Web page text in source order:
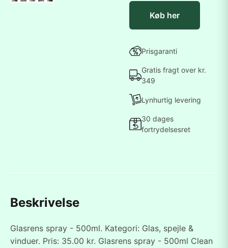
Køb her
Prisgaranti
Gratis fragt over kr.
349
Lynhurtig levering
30 dages
fortrydelsesret
Beskrivelse
Glasrens spray - 500ml. Kategori: Glas, spejle &
vinduer. Pris: 35.00 kr. Glasrens spray - 500ml Clean